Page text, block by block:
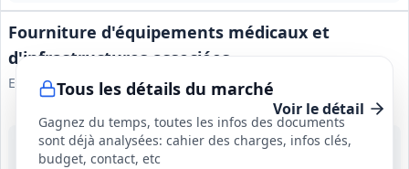
Tous les détails du marché
Gagnez du temps, toutes les infos des documents
sont déjà analysées: cahier des charges, infos clés,
budget, contact, etc
Fourniture d'équipements médicaux et
d'infrastructures associées
Expertise France
Voir le détail
26 août 2026
Ethiopie